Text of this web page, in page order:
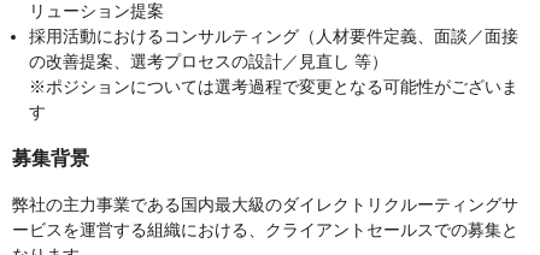
リューション提案
採用活動におけるコンサルティング（人材要件定義、面談／面接
の改善提案、選考プロセスの設計／見直し 等）
※ポジションについては選考過程で変更となる可能性がございま
す
募集背景
弊社の主力事業である国内最大級のダイレクトリクルーティングサ
ービスを運営する組織における、クライアントセールスでの募集と